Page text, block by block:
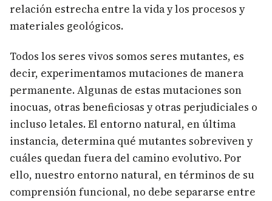
relación estrecha entre la vida y los procesos y
materiales geológicos.
Todos los seres vivos somos seres mutantes, es
decir, experimentamos mutaciones de manera
permanente. Algunas de estas mutaciones son
inocuas, otras beneficiosas y otras perjudiciales o
incluso letales. El entorno natural, en última
instancia, determina qué mutantes sobreviven y
cuáles quedan fuera del camino evolutivo. Por
ello, nuestro entorno natural, en términos de su
comprensión funcional, no debe separarse entre